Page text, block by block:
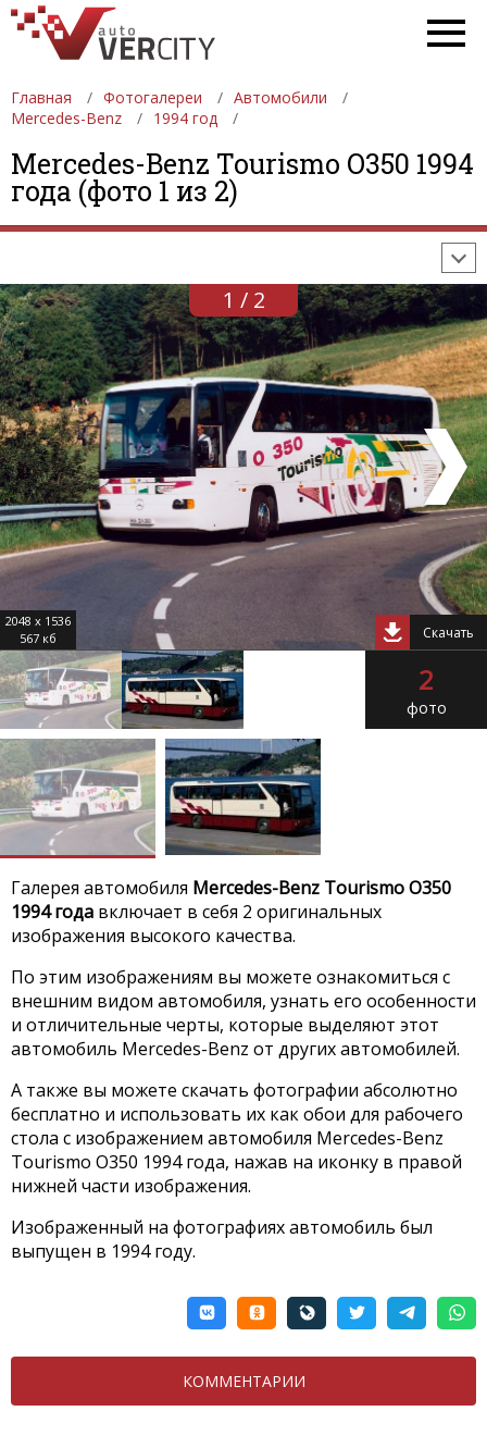
Главная Фотогалереи
Автомобили
Mercedes-Benz
1994 год
Mercedes-Benz Tourismo O350 1994
года (фото 1 из 2)
ФОТОГАЛЕРЕИ АВТОМОБИЛИ
ДЕВУШКИ
АВТОСАЛОНЫ
ФОРМУЛА-1
1 / 2
2048 x 1536
567 кб
Скачать
2
фото
Галерея автомобиля Mercedes-Benz Tourismo O350
1994 года включает в себя 2 оригинальных
изображения высокого качества.
По этим изображениям вы можете ознакомиться с
внешним видом автомобиля, узнать его особенности
и отличительные черты, которые выделяют этот
автомобиль Mercedes-Benz от других автомобилей.
А также вы можете скачать фотографии абсолютно
бесплатно и использовать их как обои для рабочего
стола с изображением автомобиля Mercedes-Benz
Tourismo O350 1994 года, нажав на иконку в правой
нижней части изображения.
Изображенный на фотографиях автомобиль был
выпущен в 1994 году.
КОММЕНТАРИИ